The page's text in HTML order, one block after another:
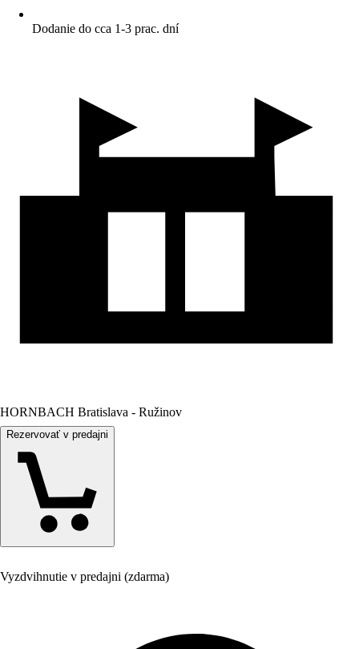
Dodanie do cca 1-3 prac. dní
HORNBACH Bratislava - Ružinov
Rezervovať v predajni
Vyzdvihnutie v predajni (zdarma)